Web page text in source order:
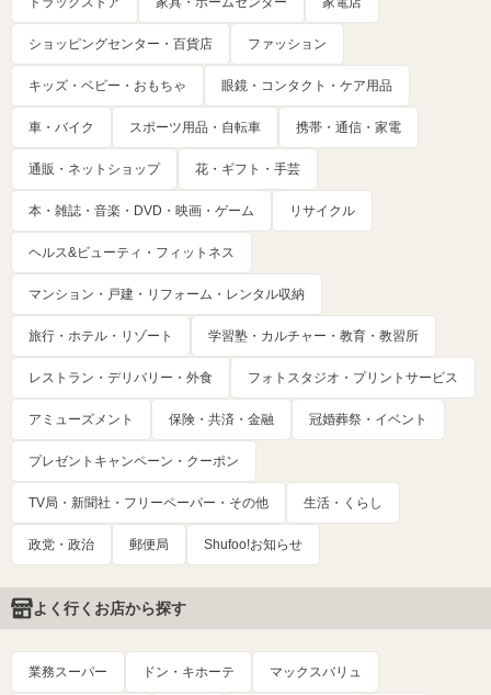
ショッピングセンター・百貨店 ファッション
キッズ・ベビー・おもちゃ 眼鏡・コンタクト・ケア用品
車・バイク スポーツ用品・自転車 携帯・通信・家電
通販・ネットショップ 花・ギフト・手芸
本・雑誌・音楽・DVD・映画・ゲーム リサイクル
ヘルス&ビューティ・フィットネス
マンション・戸建・リフォーム・レンタル収納
旅行・ホテル・リゾート 学習塾・カルチャー・教育・教習所
レストラン・デリバリー・外食 フォトスタジオ・プリントサービス
アミューズメント 保険・共済・金融 冠婚葬祭・イベント
プレゼントキャンペーン・クーポン
TV局・新聞社・フリーペーパー・その他 生活・くらし
政党・政治 郵便局 Shufoo!お知らせ
よく行くお店から探す
業務スーパー ドン・キホーテ マックスバリュ